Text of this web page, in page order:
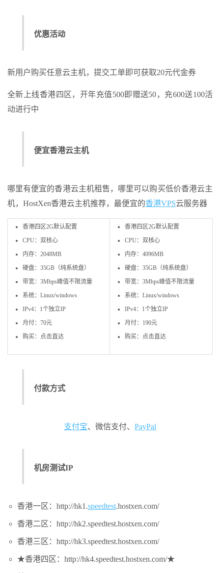
优惠活动
新用户购买任意云主机，提交工单即可获取20元代金券
全新上线香港四区，开年充值500即赠送50，充600送100活
动进行中
便宜香港云主机
哪里有便宜的香港云主机租售，哪里可以购买低价香港云主
机，HostXen香港云主机推荐，最便宜的香港VPS云服务器
香港四区2G默认配置
CPU：双核心
内存：2048MB
硬盘：35GB（纯系统盘）
带宽：3Mbps峰值不限流量
系统：Linux/windows
IPv4：1个独立IP
月付：70元
购买：点击直达
香港四区2G默认配置
CPU：双核心
内存：4096MB
硬盘：35GB（纯系统盘）
带宽：3Mbps峰值不限流量
系统：Linux/windows
IPv4：1个独立IP
月付：190元
购买：点击直达
付款方式
支付宝、微信支付、 PayPal
机房测试IP
香港一区：http://hk1.speedtest.hostxen.com/
香港二区：http://hk2.speedtest.hostxen.com/
香港三区：http://hk3.speedtest.hostxen.com/
★香港四区：http://hk4.speedtest.hostxen.com/★